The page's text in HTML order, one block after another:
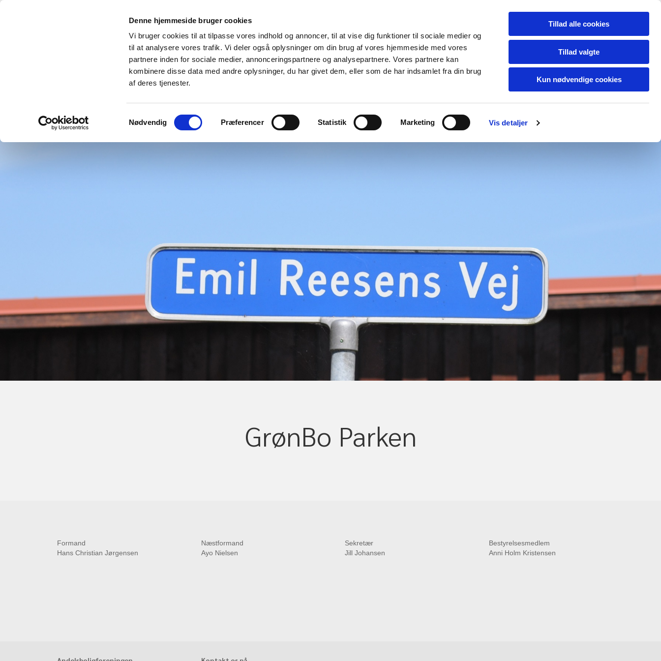
Denne hjemmeside bruger cookies
Vi bruger cookies til at tilpasse vores indhold og annoncer, til at vise dig funktioner til sociale medier og
til at analysere vores trafik. Vi deler også oplysninger om din brug af vores hjemmeside med vores
partnere inden for sociale medier, annonceringspartnere og analysepartnere. Vores partnere kan
kombinere disse data med andre oplysninger, du har givet dem, eller som de har indsamlet fra din brug
af deres tjenester.
Nødvendig Præferencer Statistik Marketing Vis detaljer
Tillad alle cookies
Tillad valgte
Kun nødvendige cookies
GrønBo Parken Andelsbevis
GrønBo Parken
Formand
Hans Christian Jørgensen
Næstformand
Ayo Nielsen
Sekretær
Jill Johansen
Bestyrelsesmedlem
Anni Holm Kristensen